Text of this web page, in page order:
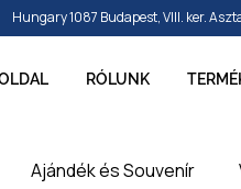
Hungary 1087 Budapest, VIII. ker.
RÓLUNK
Ajándék és Souvenír